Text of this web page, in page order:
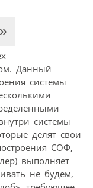
Данный
системы
системы
делят свои
СОФ,
выполняет
не будем,